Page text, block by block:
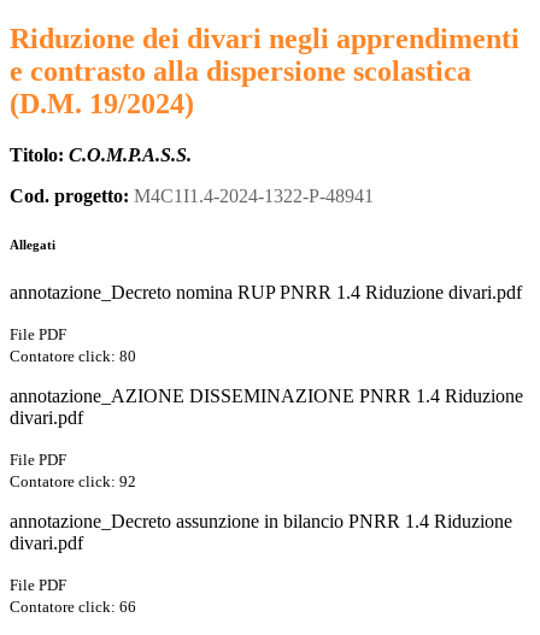
Riduzione dei divari negli apprendimenti
e contrasto alla dispersione scolastica
(D.M. 19/2024)
Titolo: C.O.M.P.A.S.S.
Cod. progetto: M4C1I1.4-2024-1322-P-48941
Allegati
annotazione_Decreto nomina RUP PNRR 1.4 Riduzione divari.pdf
File PDF
Contatore click: 80
annotazione_AZIONE DISSEMINAZIONE PNRR 1.4 Riduzione
divari.pdf
File PDF
Contatore click: 92
annotazione_Decreto assunzione in bilancio PNRR 1.4 Riduzione
divari.pdf
File PDF
Contatore click: 66